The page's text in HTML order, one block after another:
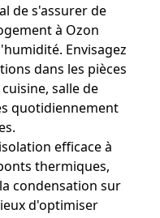
de s'assurer de
à Ozon
Envisagez
dans les pièces
salle de
quotidiennement
efficace à
thermiques,
condensation sur
d'optimiser